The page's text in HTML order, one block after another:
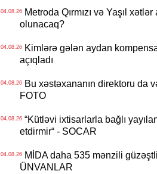
04.08.26Metroda Qırmızı və Yaşıl
olunacaq?
04.08.26Kimlərə gələn aydan
açıqladı
04.08.26Bu xəstəxananın direktoru da
FOTO
04.08.26“Kütləvi ixtisarlarla bağlı
etdirmir“ - SOCAR
04.08.26MİDA daha 535 mənzili güzəştli
ÜNVANLAR